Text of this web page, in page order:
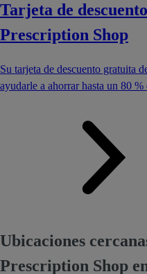
Tarjeta de
Prescription Shop
Su tarjeta de descuento gratuita
ayudarle a ahorrar hasta un 80
Ubicaciones
Prescription Shop